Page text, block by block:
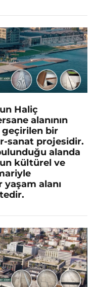
Haliç
alanının
bir
sanat projesidir.
alanda
kültürel ve
alanı